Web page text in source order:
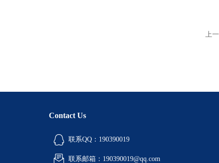
上
Contact Us
联系QQ：190390019
联系邮箱：190390019@qq.com